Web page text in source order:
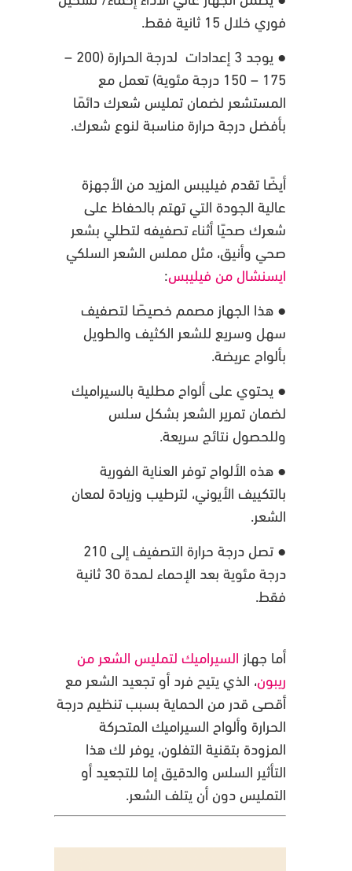
فوري خلال 15 ثانية فقط.
● يوجد 3 إعدادات لدرجة الحرارة (200 –
175 – 150 درجة مئوية) تعمل مع
المستشعر لضمان تمليس شعرك دائمًا
بأفضل درجة حرارة مناسبة لنوع شعرك.
أيضًا تقدم فيليبس المزيد من الأجهزة
عالية الجودة التي تهتم بالحفاظ على
شعرك صحيًا أثناء تصفيفه لتطلي بشعر
صحي وأنيق، مثل مملس الشعر السلكي
ايسنشال من فيليبس:
● هذا الجهاز مصمم خصيصًا لتصفيف
سهل وسريع للشعر الكثيف والطويل
بألواح عريضة.
● يحتوي على ألواح مطلية بالسيراميك
لضمان تمرير الشعر بشكل سلس
وللحصول نتائج سريعة.
● هذه الألواح توفر العناية الفورية
بالتكييف الأيوني، لترطيب وزيادة لمعان
الشعر.
● تصل درجة حرارة التصفيف إلى 210
درجة مئوية بعد الإحماء لـمدة 30 ثانية
فقط.
أما جهاز السيراميك لتمليس الشعر من
ريبون، الذي يتيح فرد أو تجعيد الشعر مع
أقصى قدر من الحماية بسبب تنظيم درجة
الحرارة وألواح السيراميك المتحركة
المزودة بتقنية التفلون، يوفر لك هذا
التأثير السلس والدقيق إما للتجعيد أو
التمليس دون أن يتلف الشعر.